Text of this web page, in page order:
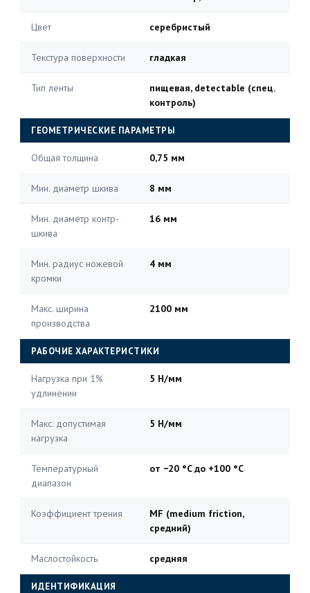
Цвет серебристый
Текстура поверхности гладкая
Тип ленты
пищевая, detectable (спец.
контроль)
ГЕОМЕТРИЧЕСКИЕ ПАРАМЕТРЫ
Общая толщина 0,75 мм
Мин. диаметр шкива 8 мм
Мин. диаметр контр-
шкива
16 мм
Мин. радиус ножевой
кромки
4 мм
Макс. ширина
производства
2100 мм
РАБОЧИЕ ХАРАКТЕРИСТИКИ
Нагрузка при 1%
удлинении
5 Н/мм
Макс. допустимая
нагрузка
5 Н/мм
Температурный
диапазон
от −20 °C до +100 °C
Коэффициент трения
MF (medium friction,
средний)
Маслостойкость средняя
ИДЕНТИФИКАЦИЯ